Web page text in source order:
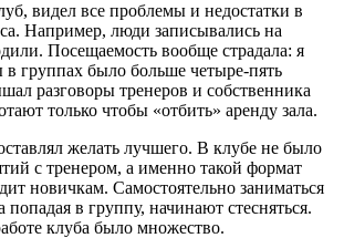
видел все проблемы и недостатки в
Например, люди записывались на
Посещаемость вообще страдала: я
в группах было больше четыре-пять
разговоры тренеров и собственника
только чтобы «отбить» аренду зала.
желать лучшего. В клубе не было
с тренером, а именно такой формат
новичкам. Самостоятельно заниматься
в группу, начинают стесняться.
клуба было множество.